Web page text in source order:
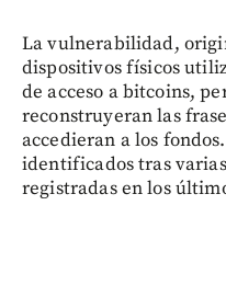
La vulnerabilidad,
dispositivos físicos
de acceso a bitcoins,
reconstruyeran las
accedieran a los
identificados tras
registradas en los